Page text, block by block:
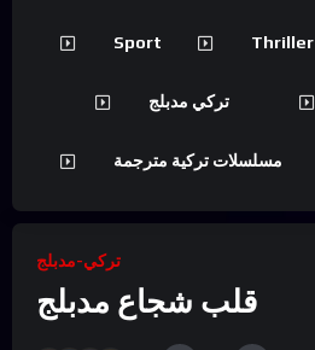
تركي-مدبلج
قلب شجاع مدبلج
Sport Thriller
تركي مدبلج
مسلسلات تركية مترجمة